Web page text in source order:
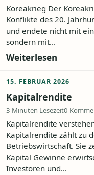
Koreakrieg Der
Konflikte des 20.
und endete nicht mit
sondern mit...
Weiterlesen
15. FEBRUAR 2026
Kapitalrendite
3 Minuten Lesezeit0
Kapitalrendite
Kapitalrendite zählt zu
Betriebswirtschaft. Sie
Kapital Gewinne
Investoren und...